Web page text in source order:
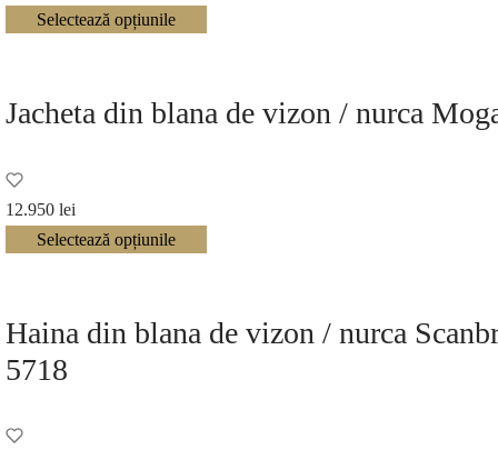
inițial a
curent
Selectează opțiunile
Jacheta din blana de vizon / nurca
12.950 lei
Selectează opțiunile
Haina din blana de vizon / nurca
5718